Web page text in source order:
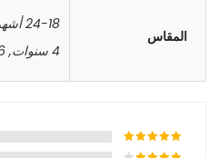
المقاس
24-18 أشهر
4 سنوات
,
6-5